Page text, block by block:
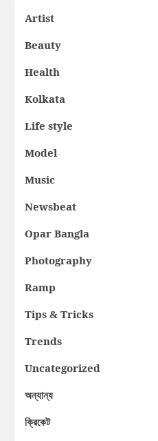
Artist
Beauty
Health
Kolkata
Life style
Model
Music
Newsbeat
Opar Bangla
Photography
Ramp
Tips & Tricks
Trends
Uncategorized
অন্যান্য
ক্রিকেট